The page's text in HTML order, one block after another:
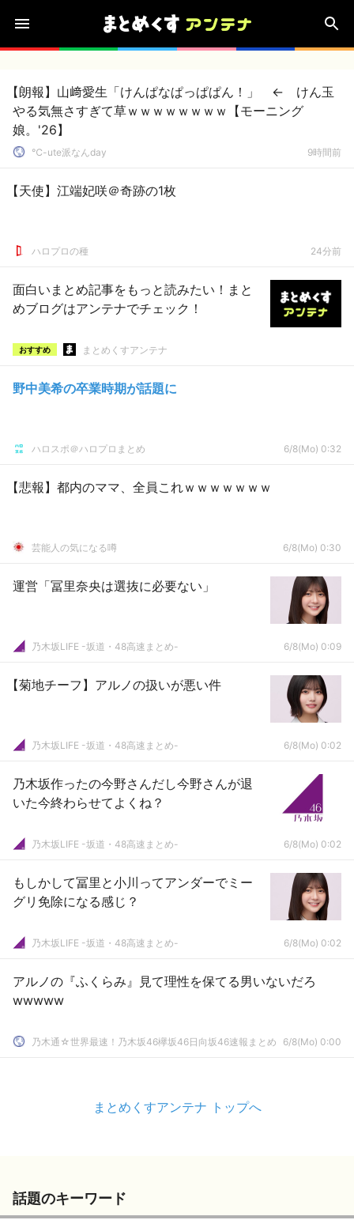
【朗報】山﨑愛生「けんぱなぱっぱぱん！」 ← けん玉
やる気無さすぎて草ｗｗｗｗｗｗｗｗ【モーニング
娘。'26】
℃-ute派なんday 9時間前
【天使】江端妃咲＠奇跡の1枚
ハロプロの種 24分前
面白いまとめ記事をもっと読みたい！まと
めブログはアンテナでチェック！
おすすめ まとめくすアンテナ
野中美希の卒業時期が話題に
ハロスポ＠ハロプロまとめ 6/8(Mo) 0:32
【悲報】都内のママ、全員これｗｗｗｗｗｗｗ
芸能人の気になる噂 6/8(Mo) 0:30
運営「冨里奈央は選抜に必要ない」
乃木坂LIFE -坂道・48高速まとめ- 6/8(Mo) 0:09
【菊地チーフ】アルノの扱いが悪い件
乃木坂LIFE -坂道・48高速まとめ- 6/8(Mo) 0:02
乃木坂作ったの今野さんだし今野さんが退
いた今終わらせてよくね？
乃木坂LIFE -坂道・48高速まとめ- 6/8(Mo) 0:02
もしかして冨里と小川ってアンダーでミー
グリ免除になる感じ？
乃木坂LIFE -坂道・48高速まとめ- 6/8(Mo) 0:02
アルノの『ふくらみ』見て理性を保てる男いないだろ
wwwww
乃木通☆世界最速！乃木坂46欅坂46日向坂46速報まとめ 6/8(Mo) 0:00
まとめくすアンテナ トップへ
話題のキーワード